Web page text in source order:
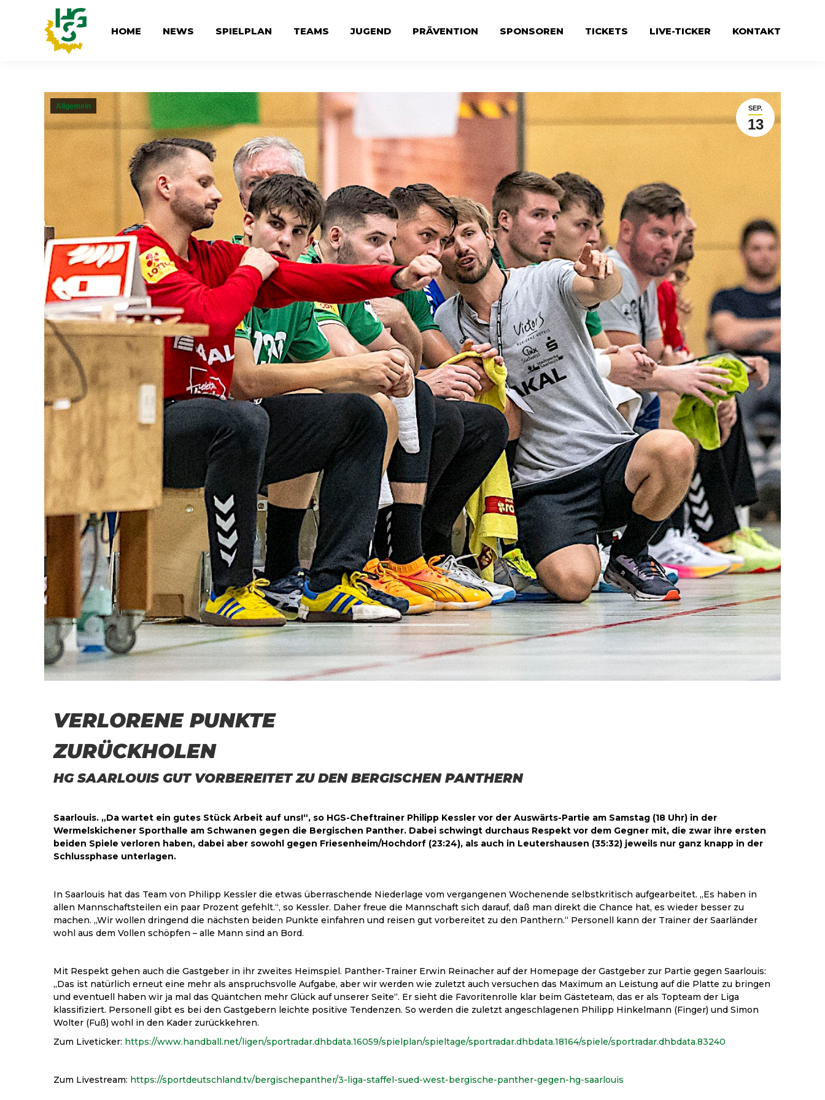
HOME NEWS SPIELPLAN TEAMS JUGEND PRÄVENTION SPONSOREN TICKETS LIVE-TICKER KONTAKT
SEP.
13
Allgemein
VERLORENE PUNKTE
ZURÜCKHOLEN
HG SAARLOUIS GUT VORBEREITET ZU DEN BERGISCHEN PANTHERN
Saarlouis. „Da wartet ein gutes Stück Arbeit auf uns!“, so HGS-Cheftrainer Philipp Kessler vor der Auswärts-Partie am Samstag (18 Uhr) in der
Wermelskichener Sporthalle am Schwanen gegen die Bergischen Panther. Dabei schwingt durchaus Respekt vor dem Gegner mit, die zwar ihre ersten
beiden Spiele verloren haben, dabei aber sowohl gegen Friesenheim/Hochdorf (23:24), als auch in Leutershausen (35:32) jeweils nur ganz knapp in der
Schlussphase unterlagen.
In Saarlouis hat das Team von Philipp Kessler die etwas überraschende Niederlage vom vergangenen Wochenende selbstkritisch aufgearbeitet. „Es haben in
allen Mannschaftsteilen ein paar Prozent gefehlt.“, so Kessler. Daher freue die Mannschaft sich darauf, daß man direkt die Chance hat, es wieder besser zu
machen. „Wir wollen dringend die nächsten beiden Punkte einfahren und reisen gut vorbereitet zu den Panthern.“ Personell kann der Trainer der Saarländer
wohl aus dem Vollen schöpfen – alle Mann sind an Bord.
Mit Respekt gehen auch die Gastgeber in ihr zweites Heimspiel. Panther-Trainer Erwin Reinacher auf der Homepage der Gastgeber zur Partie gegen Saarlouis:
„Das ist natürlich erneut eine mehr als anspruchsvolle Aufgabe, aber wir werden wie zuletzt auch versuchen das Maximum an Leistung auf die Platte zu bringen
und eventuell haben wir ja mal das Quäntchen mehr Glück auf unserer Seite“. Er sieht die Favoritenrolle klar beim Gästeteam, das er als Topteam der Liga
klassifiziert. Personell gibt es bei den Gastgebern leichte positive Tendenzen. So werden die zuletzt angeschlagenen Philipp Hinkelmann (Finger) und Simon
Wolter (Fuß) wohl in den Kader zurückkehren.
Zum Liveticker: https://www.handball.net/ligen/sportradar.dhbdata.16059/spielplan/spieltage/sportradar.dhbdata.18164/spiele/sportradar.dhbdata.83240
Zum Livestream: https://sportdeutschland.tv/bergischepanther/3-liga-staffel-sued-west-bergische-panther-gegen-hg-saarlouis